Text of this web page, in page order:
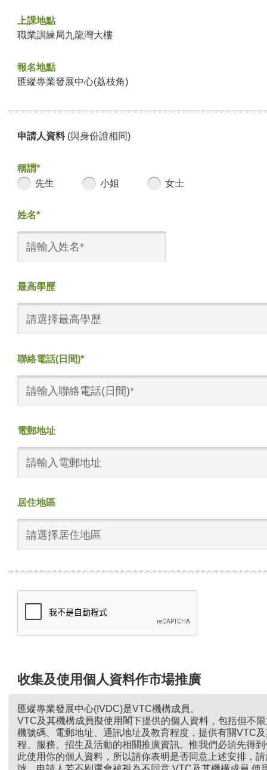
上課地點
職業訓練局九龍灣大樓
報名地點
匯縱專業發展中心(荔枝角)
申請人資料 (與身份證相同)
稱謂*
先生
小姐 女士
姓名*
最高學歷
請選擇最高學歷
聯絡電話(日間)*
電郵地址
居住地區
請選擇居住地區
收集及使用個人資料作市場推廣
匯縱專業發展中心(IVDC)是VTC機構成員。
VTC及其機構成員擬使用閣下提供的個人資料，包括但不
機號碼、電郵地址、通訊地址及教育程度，提供有關VTC
程、服務、招生及活動的相關推廣資訊。惟我們必須先得
此使用你的個人資料，所以請你表明是否同意上述安排，